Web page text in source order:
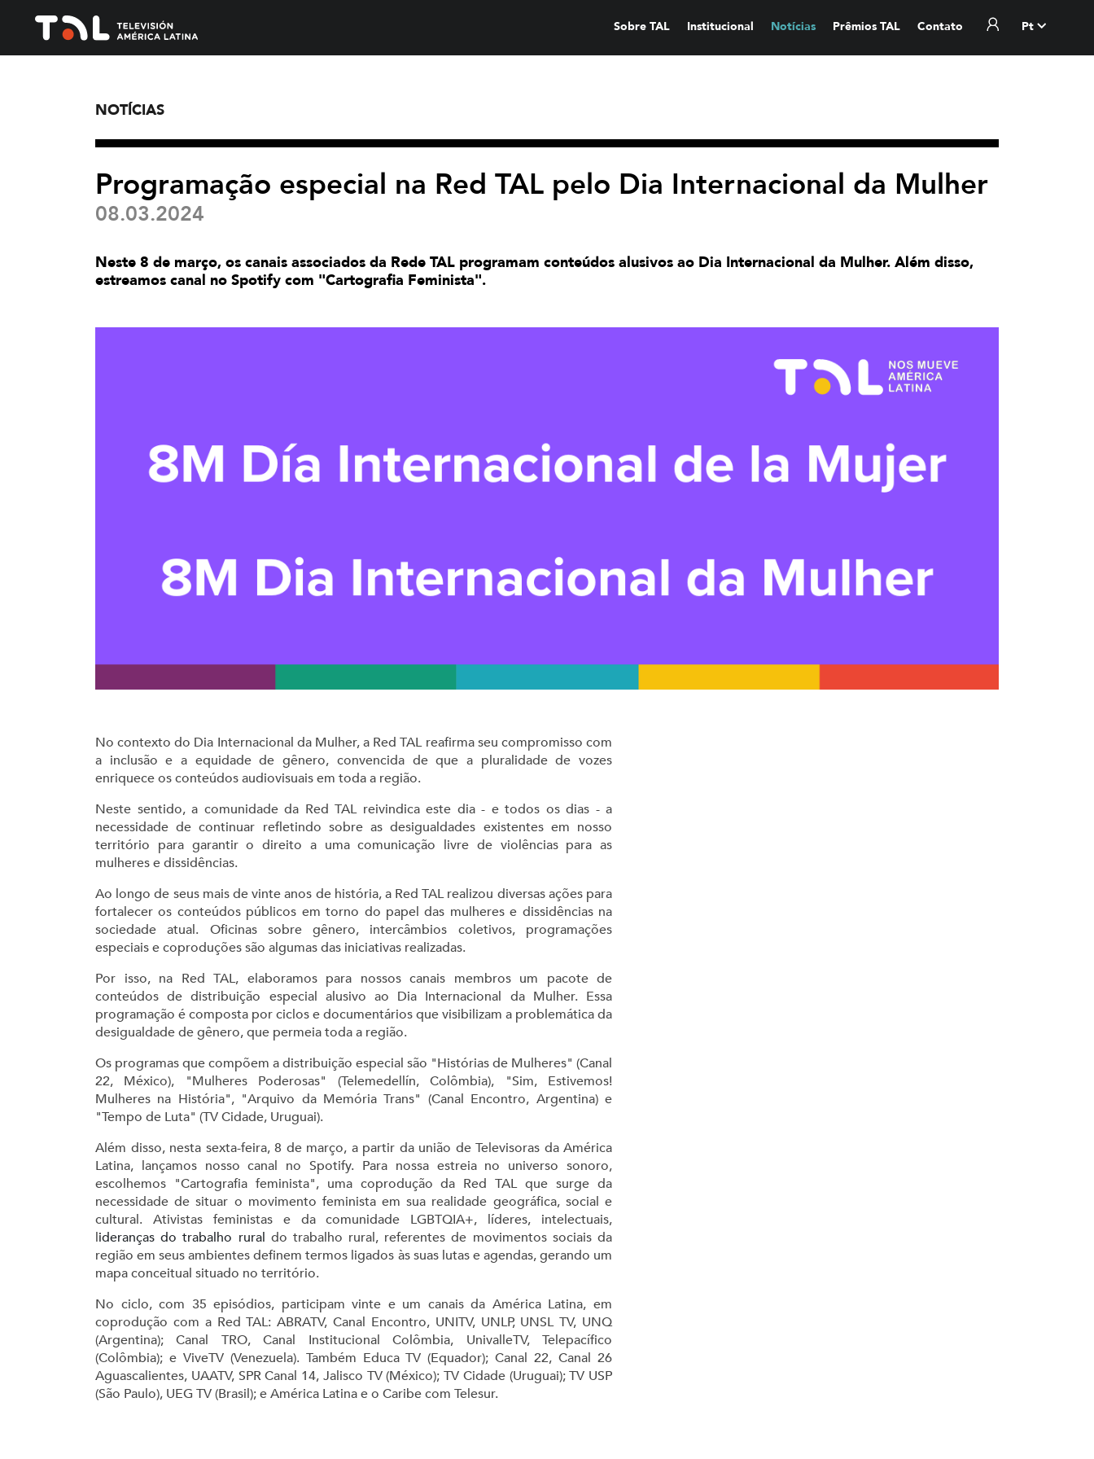
Sobre TAL Institucional Notícias Prêmios TAL Contato Pt
NOTÍCIAS
Programação especial na Red TAL pelo Dia Internacional da Mulher
08.03.2024
Neste 8 de março, os canais associados da Rede TAL programam conteúdos alusivos ao Dia Internacional da Mulher. Além disso,
estreamos canal no Spotify com "Cartografia Feminista".
No contexto do Dia Internacional da Mulher, a Red TAL reafirma seu compromisso com
a inclusão e a equidade de gênero, convencida de que a pluralidade de vozes
enriquece os conteúdos audiovisuais em toda a região.
Neste sentido, a comunidade da Red TAL reivindica este dia - e todos os dias - a
necessidade de continuar refletindo sobre as desigualdades existentes em nosso
território para garantir o direito a uma comunicação livre de violências para as
mulheres e dissidências.
Ao longo de seus mais de vinte anos de história, a Red TAL realizou diversas ações para
fortalecer os conteúdos públicos em torno do papel das mulheres e dissidências na
sociedade atual. Oficinas sobre gênero, intercâmbios coletivos, programações
especiais e coproduções são algumas das iniciativas realizadas.
Por isso, na Red TAL, elaboramos para nossos canais membros um pacote de
conteúdos de distribuição especial alusivo ao Dia Internacional da Mulher. Essa
programação é composta por ciclos e documentários que visibilizam a problemática da
desigualdade de gênero, que permeia toda a região.
Os programas que compõem a distribuição especial são "Histórias de Mulheres" (Canal
22, México), "Mulheres Poderosas" (Telemedellín, Colômbia), "Sim, Estivemos!
Mulheres na História", "Arquivo da Memória Trans" (Canal Encontro, Argentina) e
"Tempo de Luta" (TV Cidade, Uruguai).
Além disso, nesta sexta-feira, 8 de março, a partir da união de Televisoras da América
Latina, lançamos nosso canal no Spotify. Para nossa estreia no universo sonoro,
escolhemos "Cartografia feminista", uma coprodução da Red TAL que surge da
necessidade de situar o movimento feminista em sua realidade geográfica, social e
cultural. Ativistas feministas e da comunidade LGBTQIA+, líderes, intelectuais,
lideranças do trabalho rural do trabalho rural, referentes de movimentos sociais da
região em seus ambientes definem termos ligados às suas lutas e agendas, gerando um
mapa conceitual situado no território.
No ciclo, com 35 episódios, participam vinte e um canais da América Latina, em
coprodução com a Red TAL: ABRATV, Canal Encontro, UNITV, UNLP, UNSL TV, UNQ
(Argentina); Canal TRO, Canal Institucional Colômbia, UnivalleTV, Telepacífico
(Colômbia); e ViveTV (Venezuela). Também Educa TV (Equador); Canal 22, Canal 26
Aguascalientes, UAATV, SPR Canal 14, Jalisco TV (México); TV Cidade (Uruguai); TV USP
(São Paulo), UEG TV (Brasil); e América Latina e o Caribe com Telesur.